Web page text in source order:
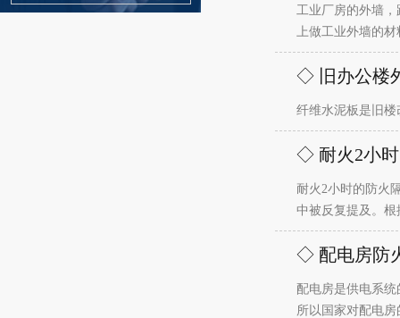
工业厂房的外墙
上做工业外墙的
◇ 旧办公楼
纤维水泥板是旧
◇ 耐火2小时
耐火2小时的防火
中被反复提及。根
◇ 配电房防
配电房是供电系
所以国家对配电